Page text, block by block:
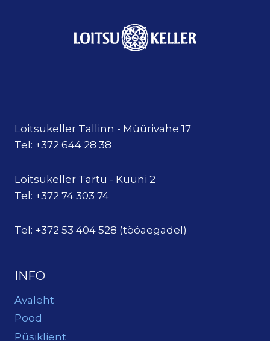
Loitsukeller Tallinn - Müürivahe 17
Tel: +372 644 28 38
Loitsukeller Tartu - Küüni 2
Tel: +372 74 303 74
Tel: +372 53 404 528 (tööaegadel)
INFO
Avaleht
Pood
Püsiklient